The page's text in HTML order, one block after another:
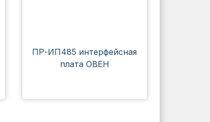
ПР-ИП485 интерфейсная
плата ОВЕН